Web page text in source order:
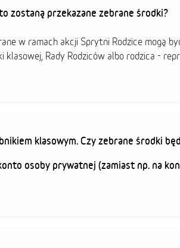
zostaną przekazane zebrane środki?
w ramach akcji Sprytni Rodzice mogą
klasowej, Rady Rodziców albo rodzica -
klasowym. Czy zebrane środki
osoby prywatnej (zamiast np. na